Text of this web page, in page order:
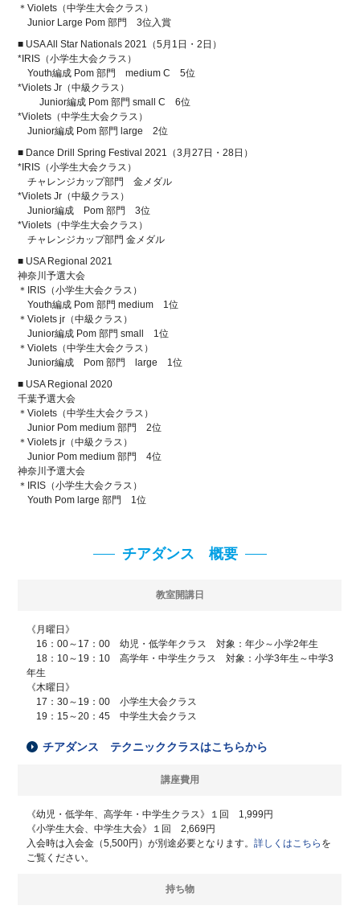
＊Violets（中学生大会クラス）
Junior Large Pom 部門 3位入賞
■ USA All Star Nationals 2021（5月1日・2日）
*IRIS（小学生大会クラス）
Youth編成 Pom 部門 medium C 5位
*Violets Jr（中級クラス）
Junior編成 Pom 部門 small C 6位
*Violets（中学生大会クラス）
Junior編成 Pom 部門 large 2位
■ Dance Drill Spring Festival 2021（3月27日・28日）
*IRIS（小学生大会クラス）
チャレンジカップ部門 金メダル
*Violets Jr（中級クラス）
Junior編成 Pom 部門 3位
*Violets（中学生大会クラス）
チャレンジカップ部門 金メダル
■ USA Regional 2021
神奈川予選大会
＊IRIS（小学生大会クラス）
Youth編成 Pom 部門 medium 1位
＊Violets jr（中級クラス）
Junior編成 Pom 部門 small 1位
＊Violets（中学生大会クラス）
Junior編成 Pom 部門 large 1位
■ USA Regional 2020
千葉予選大会
＊Violets（中学生大会クラス）
Junior Pom medium 部門 2位
＊Violets jr（中級クラス）
Junior Pom medium 部門 4位
神奈川予選大会
＊IRIS（小学生大会クラス）
Youth Pom large 部門 1位
チアダンス 概要
教室開講日
《月曜日》
16：00～17：00 幼児・低学年クラス 対象：年少～小学2年生
18：10～19：10 高学年・中学生クラス 対象：小学3年生～中学3
年生
《木曜日》
17：30～19：00 小学生大会クラス
19：15～20：45 中学生大会クラス
チアダンス テクニッククラスはこちらから
講座費用
《幼児・低学年、高学年・中学生クラス》１回 1,999円
《小学生大会、中学生大会》１回 2,669円
入会時は入会金（5,500円）が別途必要となります。 詳しくはこちら を
ご覧ください。
持ち物